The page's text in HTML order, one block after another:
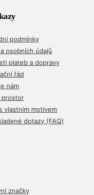
podmínky
osobních údajů
plateb a dopravy
řád
nám
prostor
vlastním motivem
dotazy (FAQ)
značky